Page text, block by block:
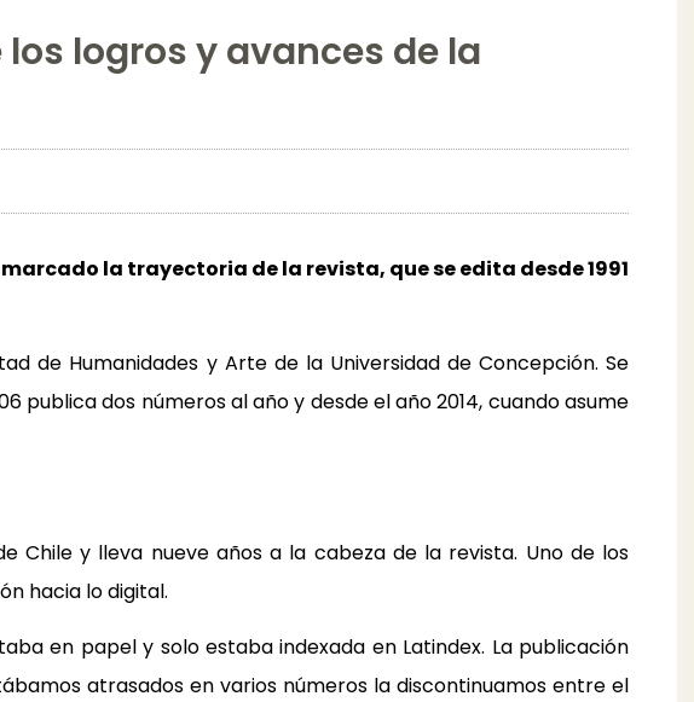
logros y avances de la
la trayectoria de la revista, que se edita desde 1991
de Humanidades y Arte de la Universidad de Concepción. Se
publica dos números al año y desde el año 2014, cuando asume
Chile y lleva nueve años a la cabeza de la revista. Uno de los
hacia lo digital.
en papel y solo estaba indexada en Latindex. La publicación
atrasados en varios números la discontinuamos entre el